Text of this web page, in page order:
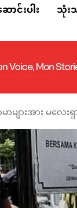
ာင်းပါး သုံး
ျားအား မလေး